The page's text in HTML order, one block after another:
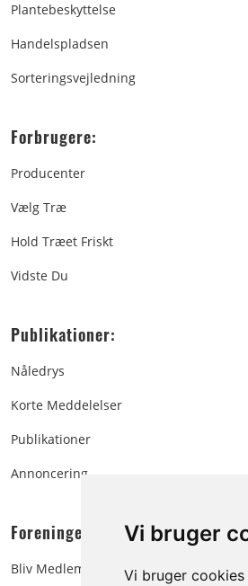
Vi bruger
Vi bruger
Plantebeskyttelse
Handelspladsen
Sorteringsvejledning
Forbrugere:
Producenter
Vælg Træ
Hold Træet Friskt
Vidste Du
Publikationer:
Nåledrys
Korte Meddelelser
Publikationer
Annoncering
Foreningen:
Bliv Medlem